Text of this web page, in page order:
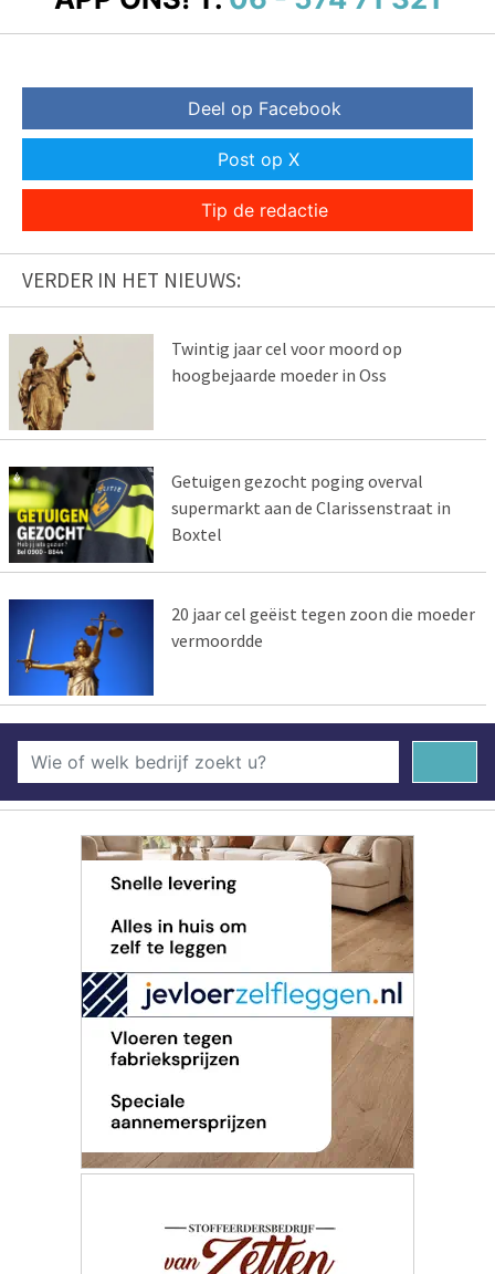
Deel op Facebook
Post op X
Tip de redactie
VERDER IN HET NIEUWS:
Twintig jaar cel voor moord op
hoogbejaarde moeder in Oss
Getuigen gezocht poging overval
supermarkt aan de Clarissenstraat in
Boxtel
20 jaar cel geëist tegen zoon die moeder
vermoordde